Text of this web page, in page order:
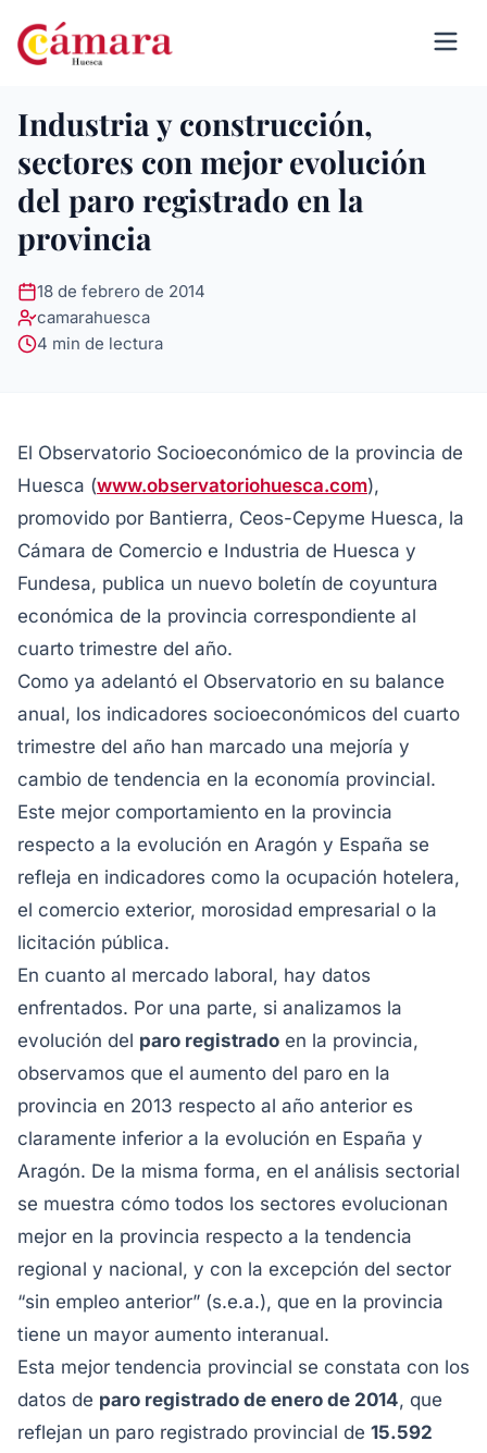
Industria y construcción,
sectores con mejor evolución
del paro registrado en la
provincia
18 de febrero de 2014
camarahuesca
4 min de lectura
El Observatorio Socioeconómico de la provincia de
Huesca (www.observatoriohuesca.com),
promovido por Bantierra, Ceos-Cepyme Huesca, la
Cámara de Comercio e Industria de Huesca y
Fundesa, publica un nuevo boletín de coyuntura
económica de la provincia correspondiente al
cuarto trimestre del año.
Como ya adelantó el Observatorio en su balance
anual, los indicadores socioeconómicos del cuarto
trimestre del año han marcado una mejoría y
cambio de tendencia en la economía provincial.
Este mejor comportamiento en la provincia
respecto a la evolución en Aragón y España se
refleja en indicadores como la ocupación hotelera,
el comercio exterior, morosidad empresarial o la
licitación pública.
En cuanto al mercado laboral, hay datos
enfrentados. Por una parte, si analizamos la
evolución del paro registrado en la provincia,
observamos que el aumento del paro en la
provincia en 2013 respecto al año anterior es
claramente inferior a la evolución en España y
Aragón. De la misma forma, en el análisis sectorial
se muestra cómo todos los sectores evolucionan
mejor en la provincia respecto a la tendencia
regional y nacional, y con la excepción del sector
“sin empleo anterior” (s.e.a.), que en la provincia
tiene un mayor aumento interanual.
Esta mejor tendencia provincial se constata con los
datos de paro registrado de enero de 2014, que
reflejan un paro registrado provincial de 15.592